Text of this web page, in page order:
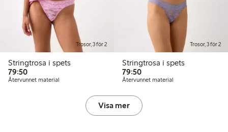
Trosor, 3 för 2
Stringtrosa i spets
79:5079,50 kr
Återvunnet material
Trosor, 3 för 2
Stringtrosa i spets
79:5079,50 kr
Återvunnet material
Visa mer